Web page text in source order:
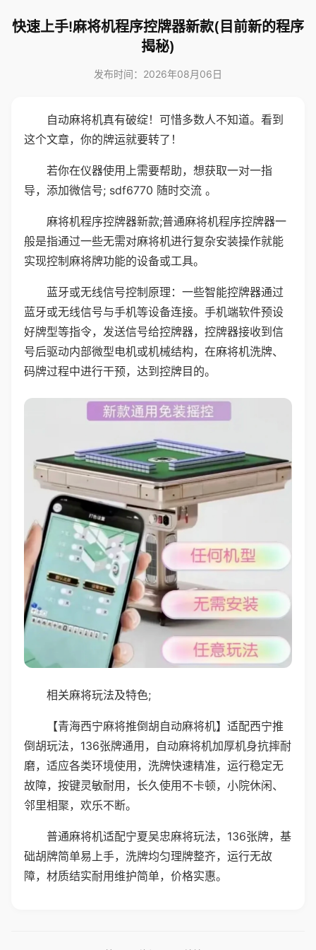
快速上手!麻将机程序控牌器新款(目前新的程序
揭秘)
发布时间：2026年08月06日
自动麻将机真有破绽！可惜多数人不知道。看到
这个文章，你的牌运就要转了！
若你在仪器使用上需要帮助，想获取一对一指
导，添加微信号; sdf6770 随时交流 。
麻将机程序控牌器新款;普通麻将机程序控牌器一
般是指通过一些无需对麻将机进行复杂安装操作就能
实现控制麻将牌功能的设备或工具。
蓝牙或无线信号控制原理：一些智能控牌器通过
蓝牙或无线信号与手机等设备连接。手机端软件预设
好牌型等指令，发送信号给控牌器，控牌器接收到信
号后驱动内部微型电机或机械结构，在麻将机洗牌、
码牌过程中进行干预，达到控牌目的。
相关麻将玩法及特色;
【青海西宁麻将推倒胡自动麻将机】适配西宁推
倒胡玩法，136张牌通用，自动麻将机加厚机身抗摔耐
磨，适应各类环境使用，洗牌快速精准，运行稳定无
故障，按键灵敏耐用，长久使用不卡顿，小院休闲、
邻里相聚，欢乐不断。
普通麻将机适配宁夏吴忠麻将玩法，136张牌，基
础胡牌简单易上手，洗牌均匀理牌整齐，运行无故
障，材质结实耐用维护简单，价格实惠。